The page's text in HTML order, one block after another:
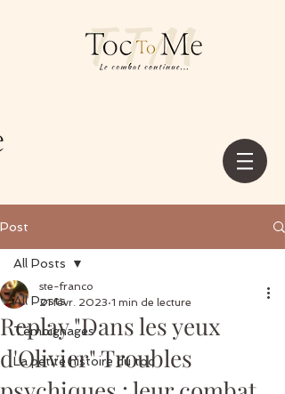
Post
All Posts
Témoignages
La petite histoire du toc
All Posts
Replay "Dans les yeux
d'Olivier" Troubles
ste-franco
21 févr. 2023 1 min de lecture